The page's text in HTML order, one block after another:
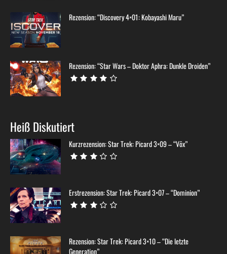
Rezension: “Discovery 4×01: Kobayashi Maru”
Rezension: “Star Wars – Doktor Aphra: Dunkle Droiden”
Heiß Diskutiert
Kurzrezension: Star Trek: Picard 3×09 – “Võx”
Erstrezension: Star Trek: Picard 3×07 – “Dominion”
Rezension: Star Trek: Picard 3×10 – “Die letzte
Generation”